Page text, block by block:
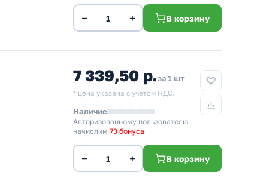
− + В корзину
7 339,50 р.за 1 шт
* цена указана с учетом НДС.
Наличие
Авторизованному пользователю
начислим 73 бонуса
− + В корзину